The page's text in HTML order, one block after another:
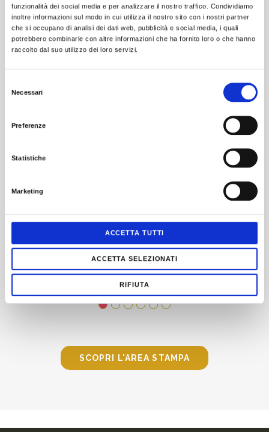
funzionalità dei social media e per analizzare il nostro traffico. Condividiamo
inoltre informazioni sul modo in cui utilizza il nostro sito con i nostri partner
che si occupano di analisi dei dati web, pubblicità e social media, i quali
potrebbero combinarle con altre informazioni che ha fornito loro o che hanno
raccolto dal suo utilizzo dei loro servizi.
del
Necessari
Preferenze
Statistiche
Marketing
ACCETTA TUTTI
ACCETTA SELEZIONATI
RIFIUTA
Dicono di noi
Tony Wood
Leggi tutto
SCOPRI L'AREA STAMPA